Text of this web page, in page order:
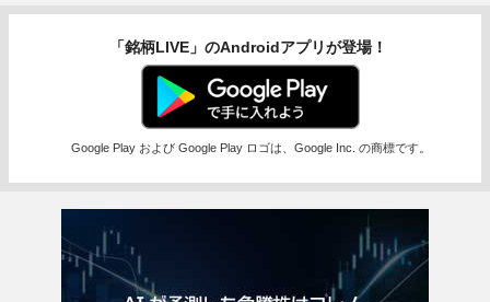
「銘柄LIVE」のAndroidアプリが登場！
Google Play および Google Play ロゴは、Google Inc. の商標です。